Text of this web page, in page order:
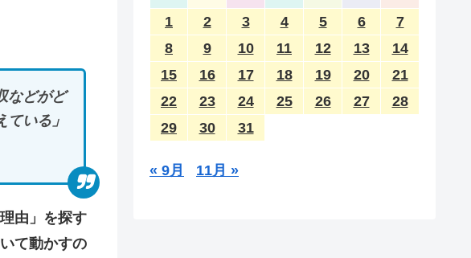
などがど
いる」
由」を探す
て動かすの
1 2 3 4 5 6
7
8
9 10 11 12 13
14
15
16 17 18 19 20
21
22
23 24 25 26 27
28
29
30 31
« 9月 11月 »